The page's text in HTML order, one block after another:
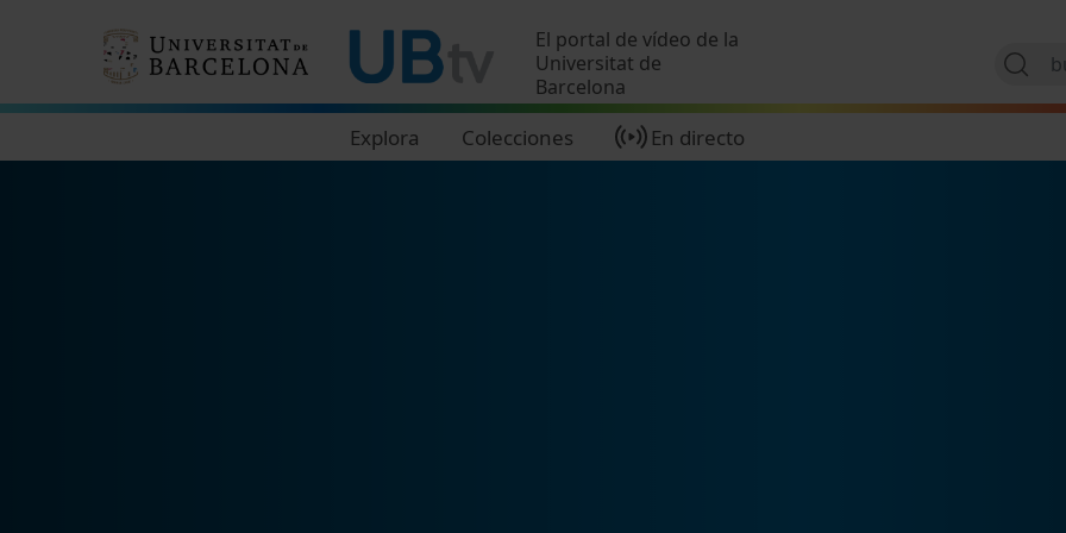
El portal de vídeo de la
Universitat de
Barcelona
Explora Colecciones En directo